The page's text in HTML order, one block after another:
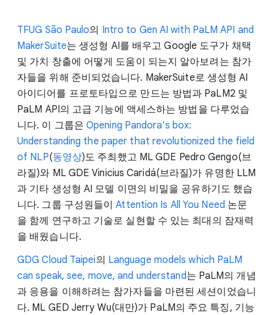
TFUG São Paulo의 Intro to Gen AI with PaLM API and
MakerSuite는 생성형 AI를 배우고 Google 도구가 채택
및 가치 창출에 어떻게 도움이 되는지 알아보려는 참가
자들을 위해 준비되었습니다. MakerSuite로 생성형 AI
아이디어를 프로토타입으로 만드는 방법과 PaLM2 및
PaLM API의 고급 기능에 액세스하는 방법을 다루었습
니다. 이 그룹은 Opening Pandora's box:
Understanding the paper that revolutionized the field
of NLP(동영상)도 주최했고 ML GDE Pedro Gengo(브
라질)와 ML GDE Vinicius Caridá(브라질)가 유명한 LLM
과 기타 생성형 AI 모델 이면의 비밀을 공유하기도 했습
니다. 그룹 구성원들이Attention Is All You Need 논문
을 함께 연구하고 기술로 실현할 수 있는 최대의 잠재력
을 배웠습니다.
GDG Cloud Taipei의 Language models which PaLM
can speak, see, move, and understand는 PaLM의 개념
과 응용을 이해하려는 참가자들을 마련된 세션이었습니
다. ML GED Jerry Wu(대만)가 PaLM의 주요 특징, 기능